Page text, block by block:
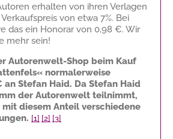
erhalten von ihren Verlagen
von etwa 7%. Bei
das ein Honorar von 0,98 €. Wir
mehr sein!
Autorenwelt-Shop beim Kauf
normalerweise
an Stefan Haid. Da Stefan Haid
der Autorenwelt teilnimmt,
diesem Anteil verschiedene
[1] [2] [3]